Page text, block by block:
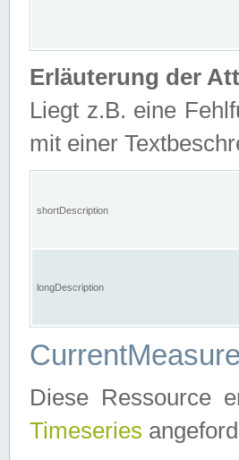
Erläuterung der
Liegt z.B. eine
mit einer
shortDescription
longDescription
Diese Ressource
Timeseries